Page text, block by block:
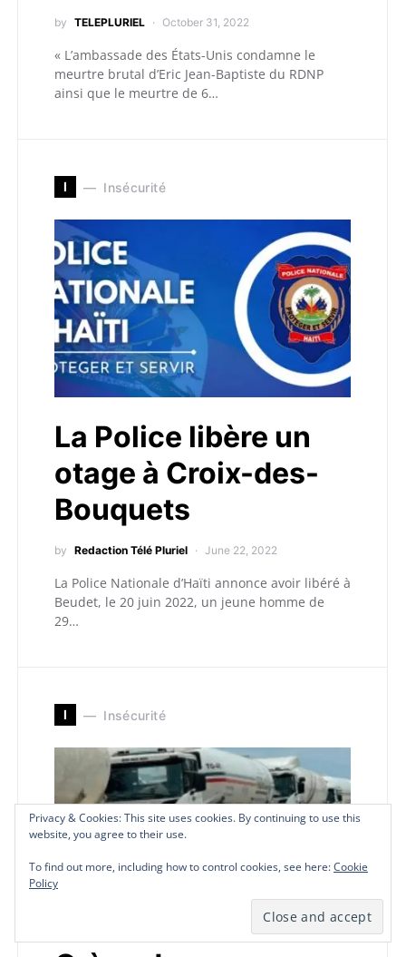
Privacy & Cookies: This site uses cookies. By continuing to use this
website, you agree to their use.
To find out more, including how to control cookies, see here:Cookie
Policy
by TELEPLURIEL October 31, 2022
« L’ambassade des États-Unis condamne le
meurtre brutal d’Eric Jean-Baptiste du RDNP
ainsi que le meurtre de 6…
I Insécurité
La Police libère un
otage à Croix-des-
Bouquets
by Redaction Télé Pluriel June 22, 2022
La Police Nationale d’Haïti annonce avoir libéré à
Beudet, le 20 juin 2022, un jeune homme de
29…
I Insécurité
Privacy & Cookies: This site uses cookies. By continuing to use this
website, you agree to their use.
To find out more, including how to control cookies, see here:Cookie
Policy
Privacy & Cookies: This site uses cookies. By continuing to use this
website, you agree to their use.
To find out more, including how to control cookies, see here:Cookie
Policy
Privacy & Cookies: This site uses cookies. By continuing to use this
website, you agree to their use.
To find out more, including how to control cookies, see here:Cookie
Policy